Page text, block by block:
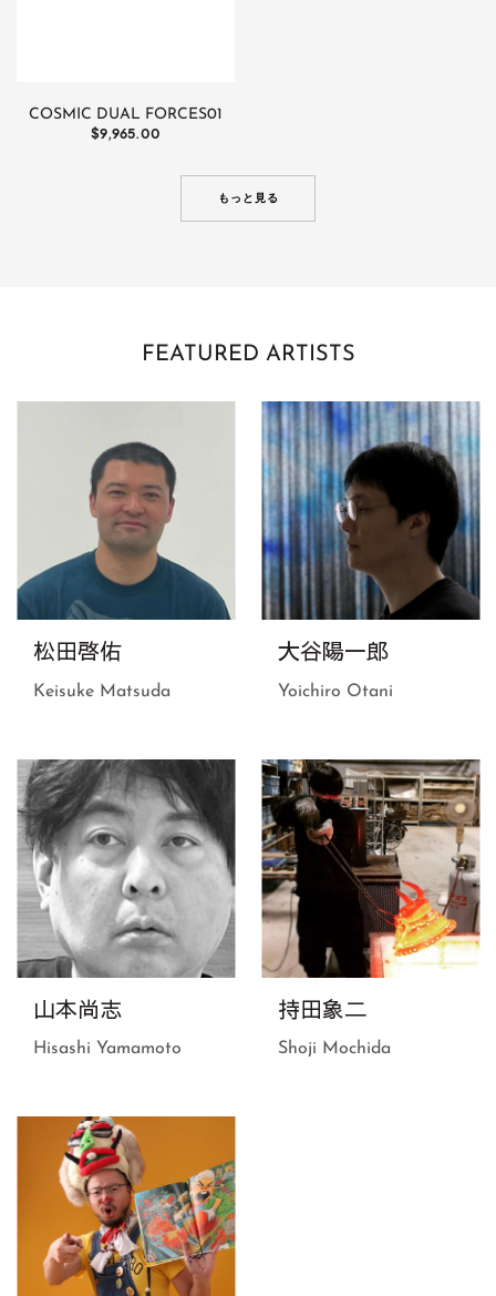
COSMIC DUAL FORCES01
通
$9,965.00
もっと見る
FEATURED ARTISTS
松田啓佑
Keisuke Matsuda
大谷陽一郎
Yoichiro Otani
山本尚志
Hisashi Yamamoto
持田象二
Shoji Mochida